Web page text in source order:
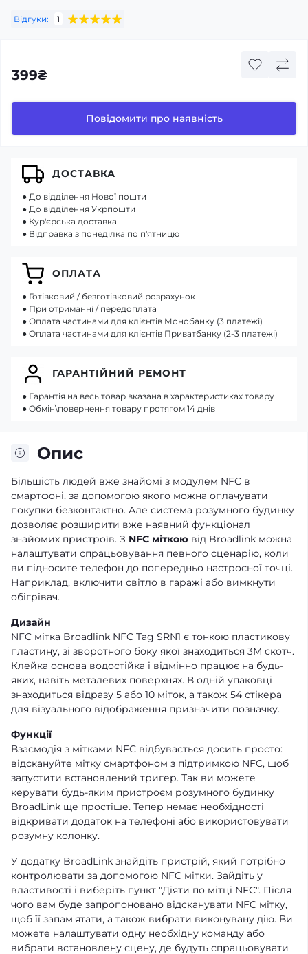
Відгуки: 1
399₴
Повідомити про наявність
Опис
Більшість людей вже знайомі з модулем NFC в
смартфоні, за допомогою якого можна оплачувати
покупки безконтактно. Але система розумного будинку
дозволяє розширити вже наявний функціонал
знайомих пристроїв. З NFC міткою від Broadlink можна
налаштувати спрацьовування певного сценарію, коли
ви підносите телефон до попередньо настроєної точці.
Наприклад, включити світло в гаражі або вимкнути
обігрівач.
Дизайн
NFC мітка Broadlink NFC Tag SRN1 є тонкою пластикову
пластину, зі зворотного боку якої знаходиться 3М скотч.
Клейка основа водостійка і відмінно працює на будь-
яких, навіть металевих поверхнях. В одній упаковці
знаходиться відразу 5 або 10 міток, а також 54 стікера
для візуального відображення призначити позначку.
Функції
Взаємодія з мітками NFC відбувається досить просто:
відскануйте мітку смартфоном з підтримкою NFC, щоб
запустити встановлений тригер. Так ви можете
керувати будь-яким пристроєм розумного будинку
BroadLink ще простіше. Тепер немає необхідності
відкривати додаток на телефоні або використовувати
розумну колонку.
У додатку BroadLink знайдіть пристрій, який потрібно
контролювати за допомогою NFC мітки. Зайдіть у
властивості і виберіть пункт "Діяти по мітці NFC". Після
чого вам буде запропоновано відсканувати NFC мітку,
щоб її запам'ятати, а також вибрати виконувану дію. Ви
можете налаштувати одну необхідну команду або
вибрати встановлену сцену, де будуть спрацьовувати
ДОСТАВКА
● До відділення Нової пошти
● До відділення Укрпошти
● Кур'єрська доставка
● Відправка з понеділка по п'ятницю
ОПЛАТА
● Готівковий / безготівковий розрахунок
● При отриманні / передоплата
● Оплата частинами для клієнтів Монобанку (3 платежі)
● Оплата частинами для клієнтів Приватбанку (2-3 платежі)
ГАРАНТІЙНИЙ РЕМОНТ
● Гарантія на весь товар вказана в характеристиках товару
● Обмін\повернення товару протягом 14 днів